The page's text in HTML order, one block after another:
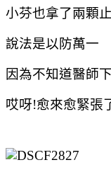
小芬也拿了兩顆
說法是以防萬一
因為不知道醫師
哎呀!愈來愈緊張